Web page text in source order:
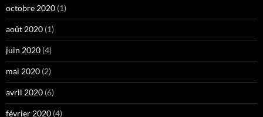
octobre 2020 (1)
août 2020 (1)
juin 2020 (4)
mai 2020 (2)
avril 2020 (6)
février 2020 (4)